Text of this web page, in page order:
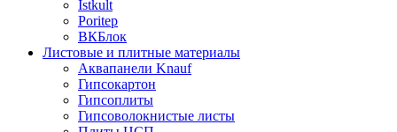
Istkult
Poritep
ВКБлок
Листовые и плитные материалы
Аквапанели Knauf
Гипсокартон
Гипсоплиты
Гипсоволокнистые листы